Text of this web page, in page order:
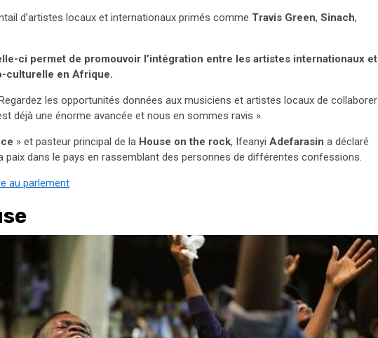
d’artistes locaux et internationaux primés comme Travis Green, Sinach,
ci permet de promouvoir l’intégration entre les artistes internationaux et
culturelle en Afrique.
les opportunités données aux musiciens et artistes locaux de collaborer
déjà une énorme avancée et nous en sommes ravis ».
» et pasteur principal de la House on the rock, Ifeanyi Adefarasin a déclaré
dans le pays en rassemblant des personnes de différentes confessions.
au parlement